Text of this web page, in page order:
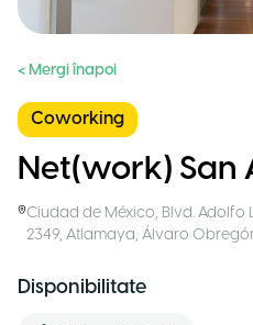
< Mergi înapoi
Coworking
Net(work) San
Ciudad de México, Blvd. Adolfo
2349, Atlamaya, Álvaro
Disponibilitate